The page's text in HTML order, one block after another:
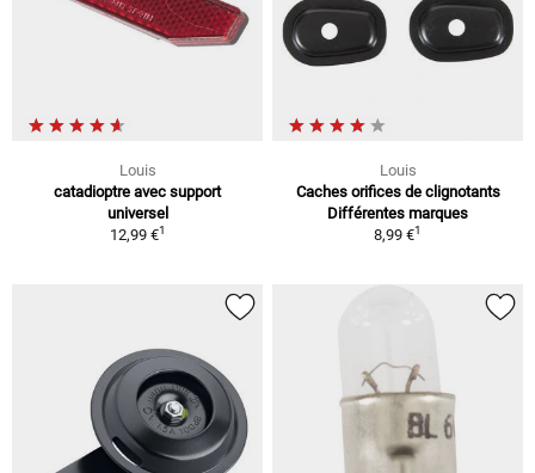
Louis
catadioptre avec support
universel
12,99 €1
Louis
Caches orifices de clignotants
Différentes marques
8,99 €1